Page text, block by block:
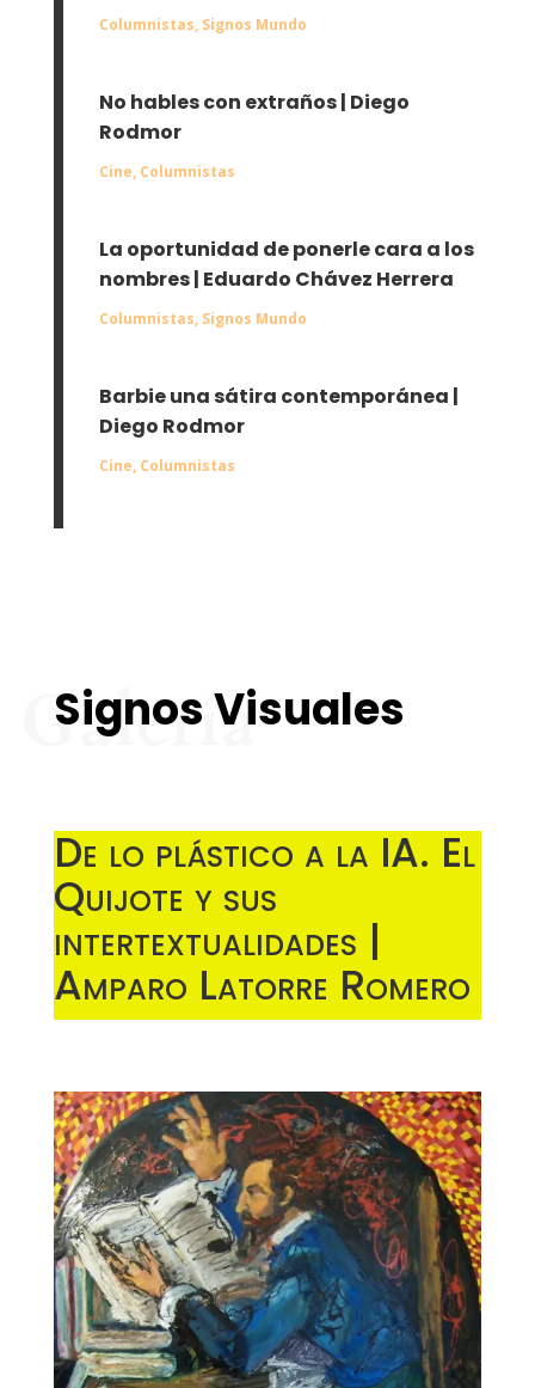
Columnistas, Signos Mundo
No hables con extraños | Diego
Rodmor
Cine, Columnistas
La oportunidad de ponerle cara a los
nombres | Eduardo Chávez Herrera
Columnistas, Signos Mundo
Barbie una sátira contemporánea |
Diego Rodmor
Cine, Columnistas
Signos Visuales
De lo plástico a la IA. El
Quijote y sus
intertextualidades |
Amparo Latorre Romero